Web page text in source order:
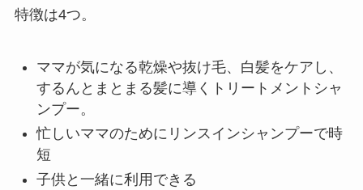
特徴は4つ。
ママが気になる乾燥や抜け毛、白髪をケアし、
するんとまとまる髪に導くトリートメントシャ
ンプー。
忙しいママのためにリンスインシャンプーで時
短
子供と一緒に利用できる